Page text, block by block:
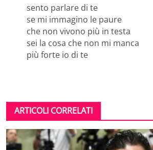
sento parlare di te
se mi immagino le paure
che non vivono più in testa
sei la cosa che non mi manca
più forte io di te
ARTICOLI CORRELATI